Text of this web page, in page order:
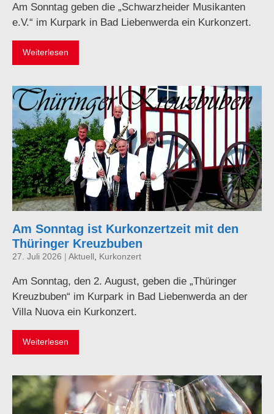
Am Sonntag geben die „Schwarzheider Musikanten
e.V.“ im Kurpark in Bad Liebenwerda ein Kurkonzert.
Weiterlesen
Am Sonntag ist Kurkonzertzeit mit den
Thüringer Kreuzbuben
27. Juli 2026 Aktuell Kurkonzert
Am Sonntag, den 2. August, geben die „Thüringer
Kreuzbuben“ im Kurpark in Bad Liebenwerda an der
Villa Nuova ein Kurkonzert.
Weiterlesen